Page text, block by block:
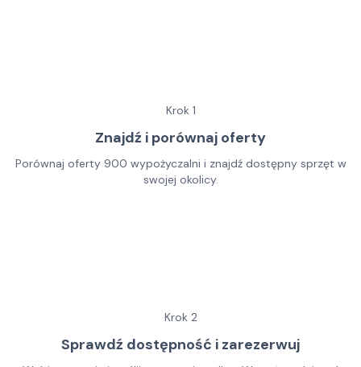
Krok 1
Znajdź i porównaj oferty
Porównaj oferty 900 wypożyczalni i znajdź dostępny sprzęt w
swojej okolicy.
Krok 2
Sprawdź dostępność i zarezerwuj